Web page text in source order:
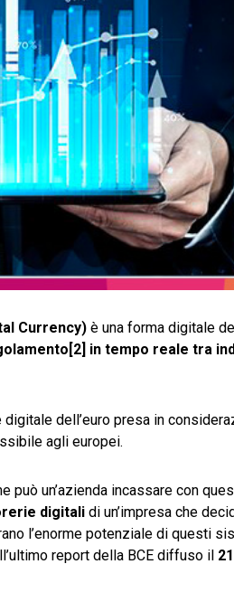
Currency) è una forma digitale
in tempo reale tra
dell’euro presa in
agli europei.
può un’azienda incassare con
digitali di un’impresa che
l’enorme potenziale di questi
report della BCE diffuso il